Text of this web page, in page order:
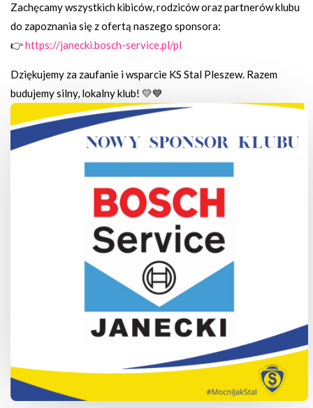
Zachęcamy wszystkich kibiców, rodziców oraz partnerów klubu
do zapoznania się z ofertą naszego sponsora:
👉https://janecki.bosch-service.pl/pl
Dziękujemy za zaufanie i wsparcie KS Stal Pleszew. Razem
budujemy silny, lokalny klub! 💛💙